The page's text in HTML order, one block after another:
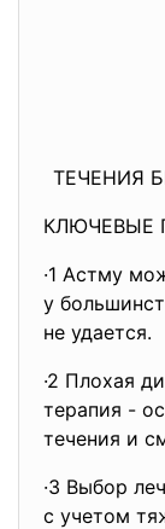
ТЕЧЕНИЯ
КЛЮЧЕВЫЕ
·1 Астму
у
не удается.
·2 Плохая
терапия -
течения и
·3 Выбор
с учетом